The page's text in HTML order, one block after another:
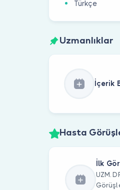
Türkçe
Uzmanlıklar
İçerik
Hasta
İlk
UZM.